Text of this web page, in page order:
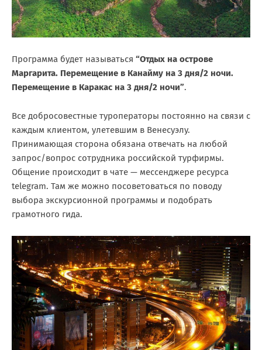
Программа будет называться “Отдых на острове
Маргарита. Перемещение в Канайму на 3 дня/2 ночи.
Перемещение в Каракас на 3 дня/2 ночи”.
Все добросовестные туроператоры постоянно на связи с
каждым клиентом, улетевшим в Венесуэлу.
Принимающая сторона обязана отвечать на любой
запрос/вопрос сотрудника российской турфирмы.
Общение происходит в чате — мессенджере ресурса
telegram. Там же можно посоветоваться по поводу
выбора экскурсионной программы и подобрать
грамотного гида.